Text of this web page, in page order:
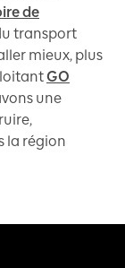
de
transport
mieux, plus
GO
une
la région